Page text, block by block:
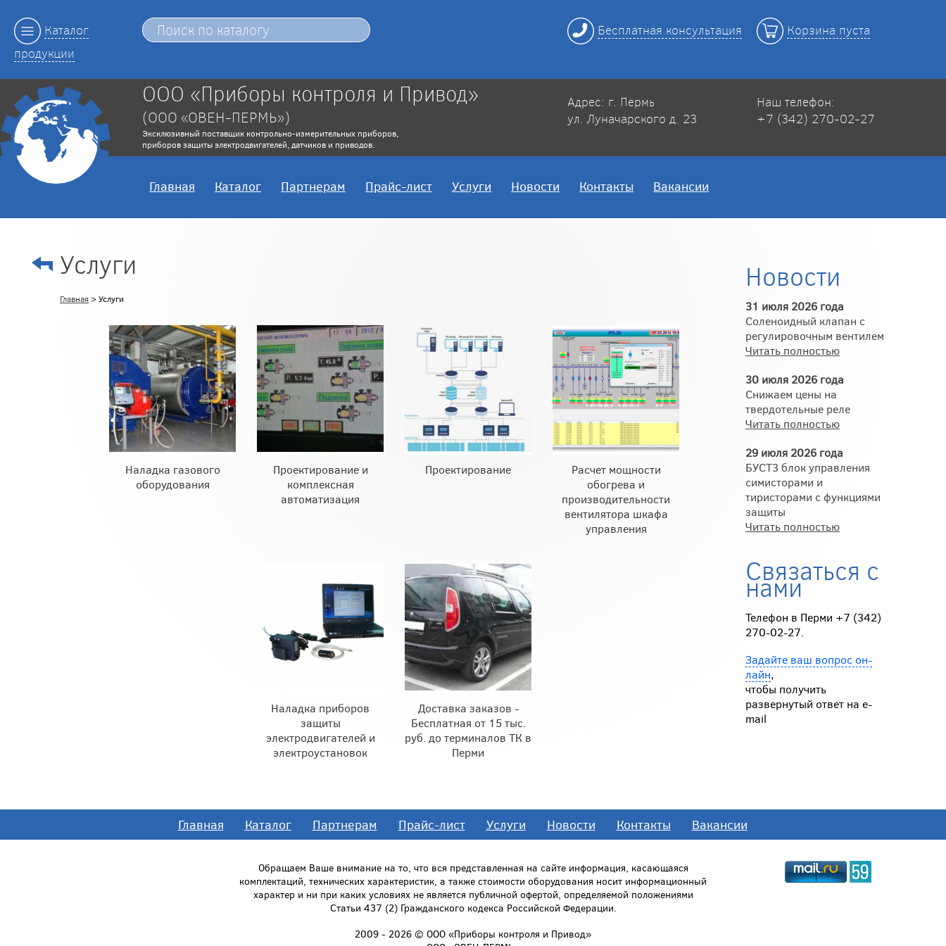
Каталог
продукции
Бесплатная консультация Корзина пуста
ООО «Приборы контроля и Привод»
(ООО «ОВЕН-ПЕРМЬ»)
Эксклюзивный поставщик контрольно-измерительных приборов,
приборов защиты электродвигателей, датчиков и приводов.
Адрес: г. Пермь
ул. Луначарского д. 23
Наш телефон:
+7 (342) 270-02-27
Главная Каталог Партнерам Прайс-лист Услуги Новости Контакты Вакансии
Услуги
Главная > Услуги
Наладка газового
оборудования
Проектирование и
комплексная
автоматизация
Проектирование
Расчет мощности
обогрева и
производительности
вентилятора шкафа
управления
Наладка приборов
защиты
электродвигателей и
электроустановок
Доставка заказов -
Бесплатная от 15 тыс.
руб. до терминалов ТК в
Перми
Новости
31 июля 2026 года
Соленоидный клапан с
регулировочным вентилем
Читать полностью
30 июля 2026 года
Снижаем цены на
твердотельные реле
Читать полностью
29 июля 2026 года
БУСТ3 блок управления
симисторами и
тиристорами с функциями
защиты
Читать полностью
Связаться с
нами
Телефон в Перми +7 (342)
270-02-27.
Задайте ваш вопрос он-
лайн,
чтобы получить
развернутый ответ на e-
mail
Главная Каталог Партнерам Прайс-лист Услуги Новости Контакты Вакансии
Обращаем Ваше внимание на то, что вся представленная на сайте информация, касающаяся
комплектаций, технических характеристик, а также стоимости оборудования носит информационный
характер и ни при каких условиях не является публичной офертой, определяемой положениями
Статьи 437 (2) Гражданского кодекса Российской Федерации.
2009 - 2026 © ООО «Приборы контроля и Привод»